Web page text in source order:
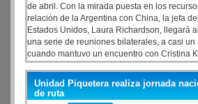
de abril. Con la mirada puesta en los
relación de la Argentina con China, la jefa
Estados Unidos, Laura Richardson, llegará
una serie de reuniones bilaterales, a casi un
cuando mantuvo un encuentro con Cristina
funcionaria del Gobierno de Joe Biden
de los Estados Unidos en el litio, el petróleo
hay en la región.
Unidad Piquetera realiza jornada
de ruta